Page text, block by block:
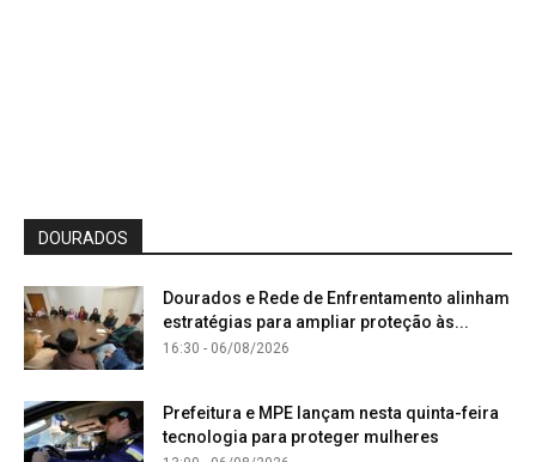
DOURADOS
Dourados e Rede de Enfrentamento alinham
estratégias para ampliar proteção às...
16:30 - 06/08/2026
Prefeitura e MPE lançam nesta quinta-feira
tecnologia para proteger mulheres